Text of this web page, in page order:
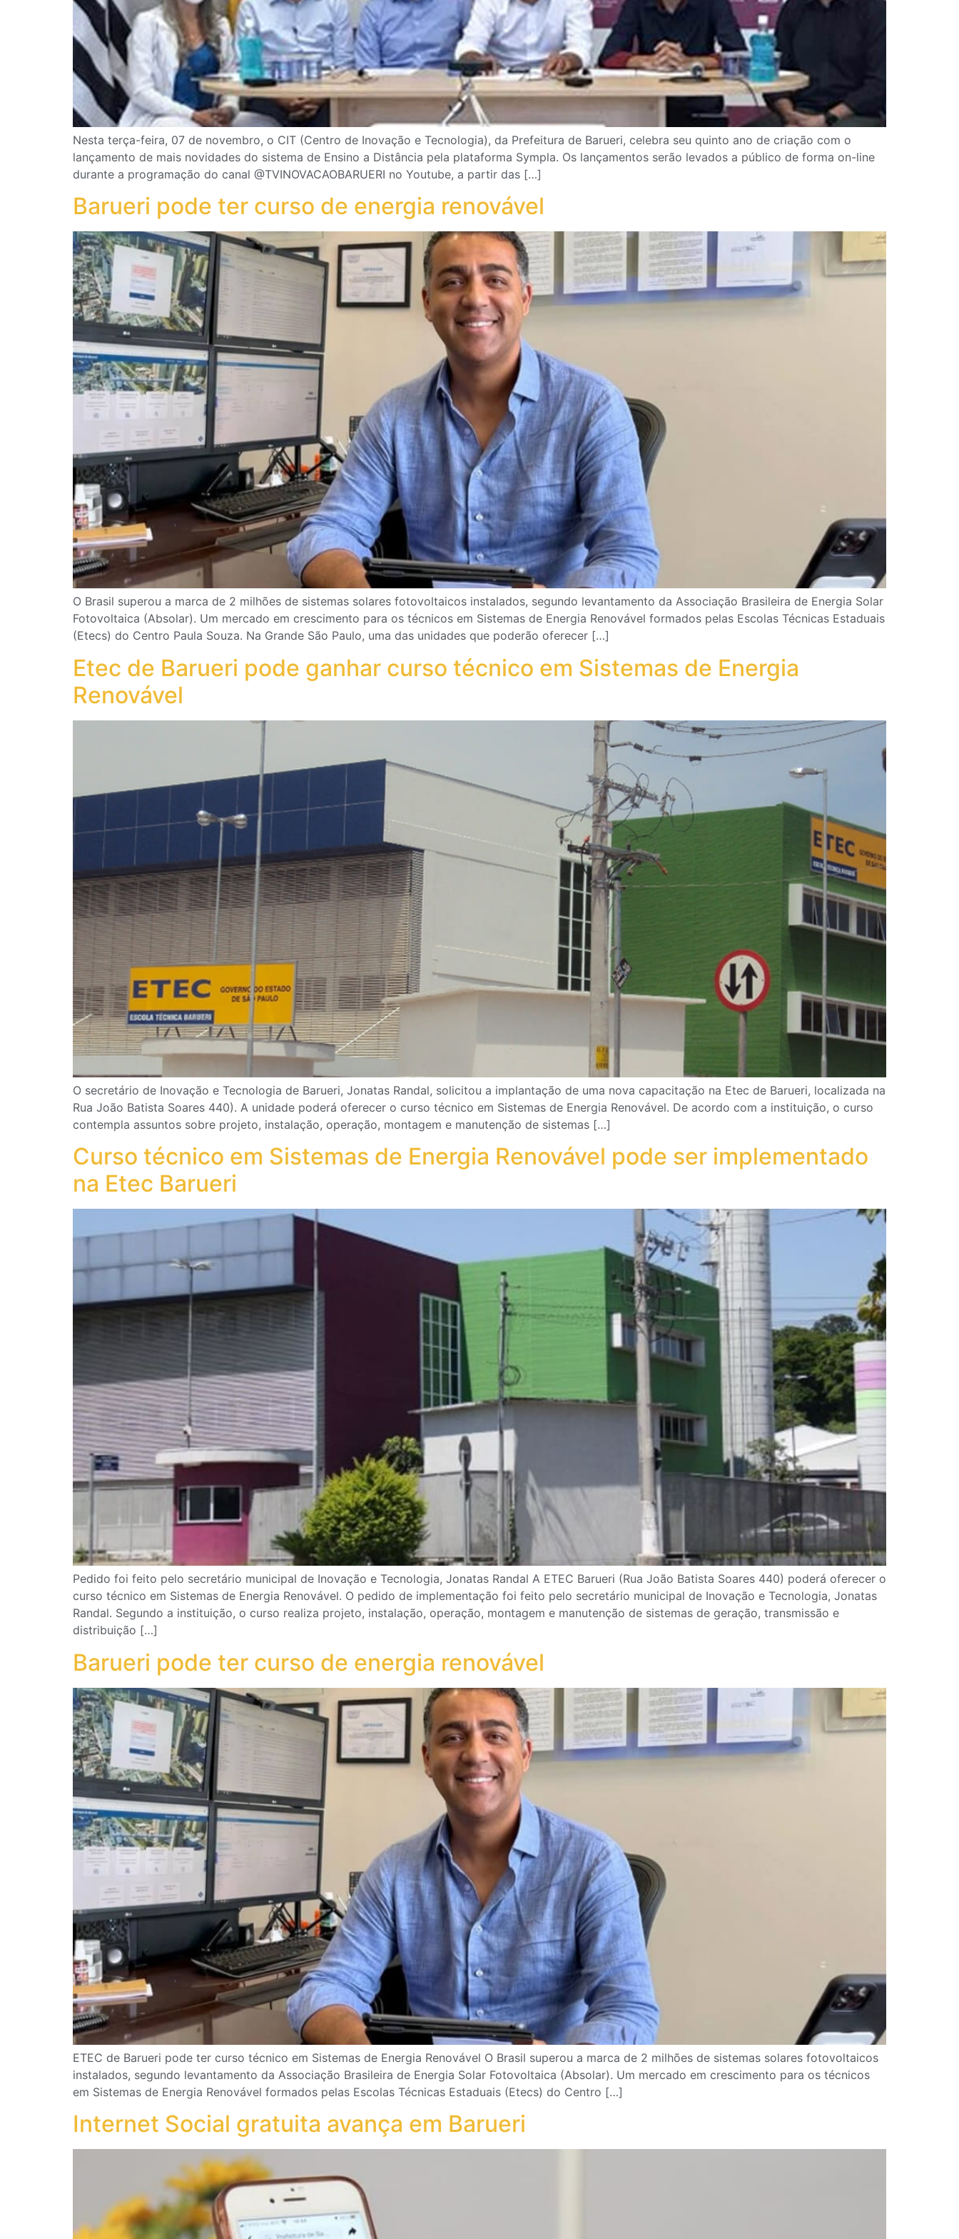
Nesta terça-feira, 07 de novembro, o CIT (Centro de Inovação e Tecnologia), da Prefeitura de Barueri, celebra seu quinto ano de criação com o
lançamento de mais novidades do sistema de Ensino a Distância pela plataforma Sympla. Os lançamentos serão levados a público de forma on-line
durante a programação do canal @TVINOVACAOBARUERI no Youtube, a partir das […]
Barueri pode ter curso de energia renovável
O Brasil superou a marca de 2 milhões de sistemas solares fotovoltaicos instalados, segundo levantamento da Associação Brasileira de Energia Solar
Fotovoltaica (Absolar). Um mercado em crescimento para os técnicos em Sistemas de Energia Renovável formados pelas Escolas Técnicas Estaduais
(Etecs) do Centro Paula Souza. Na Grande São Paulo, uma das unidades que poderão oferecer […]
Etec de Barueri pode ganhar curso técnico em Sistemas de Energia
Renovável
O secretário de Inovação e Tecnologia de Barueri, Jonatas Randal, solicitou a implantação de uma nova capacitação na Etec de Barueri, localizada na
Rua João Batista Soares 440). A unidade poderá oferecer o curso técnico em Sistemas de Energia Renovável. De acordo com a instituição, o curso
contempla assuntos sobre projeto, instalação, operação, montagem e manutenção de sistemas […]
Curso técnico em Sistemas de Energia Renovável pode ser implementado
na Etec Barueri
Pedido foi feito pelo secretário municipal de Inovação e Tecnologia, Jonatas Randal A ETEC Barueri (Rua João Batista Soares 440) poderá oferecer o
curso técnico em Sistemas de Energia Renovável. O pedido de implementação foi feito pelo secretário municipal de Inovação e Tecnologia, Jonatas
Randal. Segundo a instituição, o curso realiza projeto, instalação, operação, montagem e manutenção de sistemas de geração, transmissão e
distribuição […]
Barueri pode ter curso de energia renovável
ETEC de Barueri pode ter curso técnico em Sistemas de Energia Renovável O Brasil superou a marca de 2 milhões de sistemas solares fotovoltaicos
instalados, segundo levantamento da Associação Brasileira de Energia Solar Fotovoltaica (Absolar). Um mercado em crescimento para os técnicos
em Sistemas de Energia Renovável formados pelas Escolas Técnicas Estaduais (Etecs) do Centro […]
Internet Social gratuita avança em Barueri